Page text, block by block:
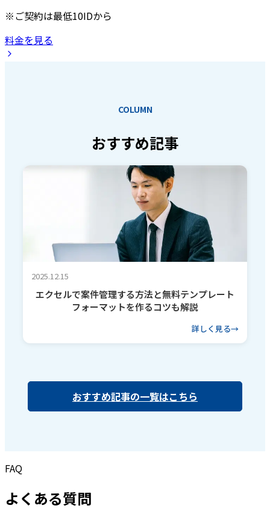
※ご契約は最低10IDから
料金を見る
COLUMN
おすすめ記事
2025.12.15
エクセルで案件管理する方法と無料テンプレート
フォーマットを作るコツも解説
詳しく見る
おすすめ記事の一覧はこちら
FAQ
よくある質問